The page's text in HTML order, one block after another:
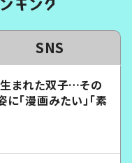
SNS
まれた双子…その
「漫画みたい」「素